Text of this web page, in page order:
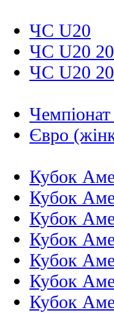
ЧС U20
ЧС U20
ЧС U20
Євро
Кубок
Кубок
Кубок
Кубок
Кубок
Кубок
Кубок